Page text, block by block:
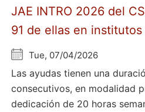
JAE INTRO 2026 del
91 de ellas en institutos
Tue, 07/04/2026
Las ayudas tienen una
consecutivos, en modalidad
dedicación de 20 horas